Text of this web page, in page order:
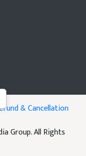
& Cancellation
Group. All Rights